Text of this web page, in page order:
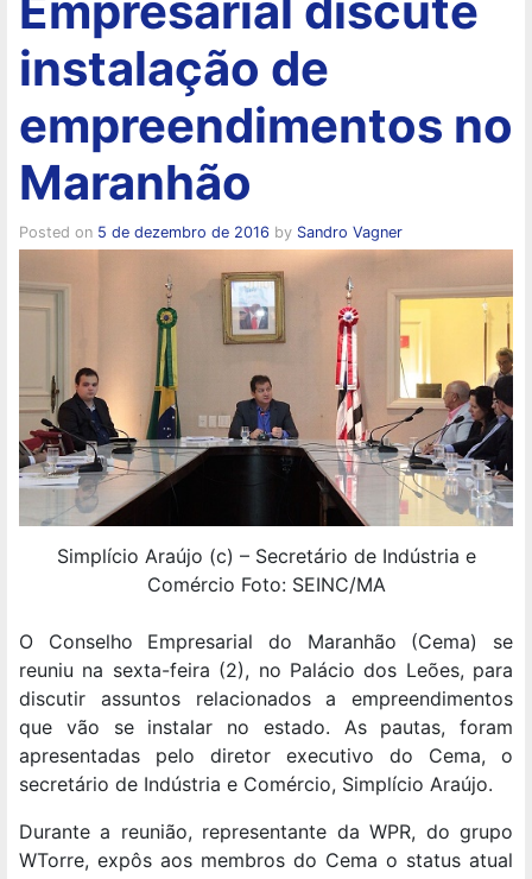
instalação de
empreendimentos no
Maranhão
Posted on 5 de dezembro de 2016 by Sandro Vagner
Simplício Araújo (c) – Secretário de Indústria e
Comércio Foto: SEINC/MA
O Conselho Empresarial do Maranhão (Cema) se
reuniu na sexta-feira (2), no Palácio dos Leões, para
discutir assuntos relacionados a empreendimentos
que vão se instalar no estado. As pautas, foram
apresentadas pelo diretor executivo do Cema, o
secretário de Indústria e Comércio, Simplício Araújo.
Durante a reunião, representante da WPR, do grupo
WTorre, expôs aos membros do Cema o status atual